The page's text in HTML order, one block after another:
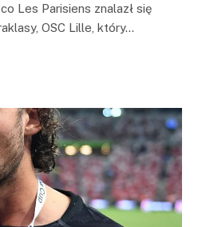
Les Parisiens znalazł się
OSC Lille, który…